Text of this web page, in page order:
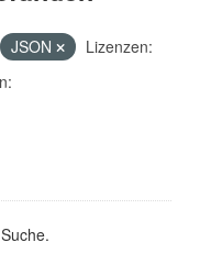
JSON
Lizenzen: